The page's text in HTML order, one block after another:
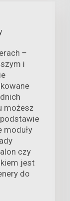
–
i
możesz
moduły
czy
jest
do